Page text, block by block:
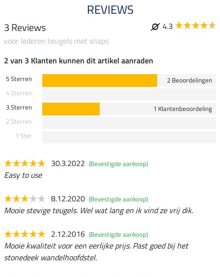
REVIEWS
3 Reviews
4.3
voor lederen teugels met snaps
2 van 3 Klanten kunnen dit artikel aanraden
5 Sterren
2 Beoordelingen
4 Sterren
3 Sterren
1 Klantenbeoordeling
2 Sterren
1 Ster
30.3.2022 (Bevestigde aankoop)
Easy to use
8.12.2020 (Bevestigde aankoop)
Mooie stevige teugels. Wel wat lang en ik vind ze vrij dik.
2.12.2016 (Bevestigde aankoop)
Mooie kwaliteit voor een eerlijke prijs. Past goed bij het
stonedeek wandelhoofdstel.